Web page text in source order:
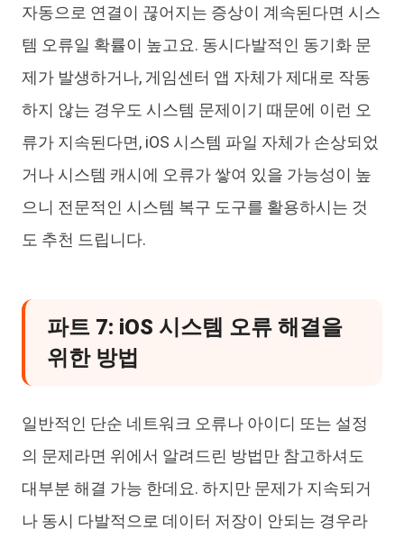
자동으로 연결이 끊어지는 증상이 계속된다면 시스
템 오류일 확률이 높고요. 동시다발적인 동기화 문
제가 발생하거나, 게임센터 앱 자체가 제대로 작동
하지 않는 경우도 시스템 문제이기 때문에 이런 오
류가 지속된다면, iOS 시스템 파일 자체가 손상되었
거나 시스템 캐시에 오류가 쌓여 있을 가능성이 높
으니 전문적인 시스템 복구 도구를 활용하시는 것
도 추천 드립니다.
파트 7: iOS 시스템 오류 해결을
위한 방법
일반적인 단순 네트워크 오류나 아이디 또는 설정
의 문제라면 위에서 알려드린 방법만 참고하셔도
대부분 해결 가능 한데요. 하지만 문제가 지속되거
나 동시 다발적으로 데이터 저장이 안되는 경우라